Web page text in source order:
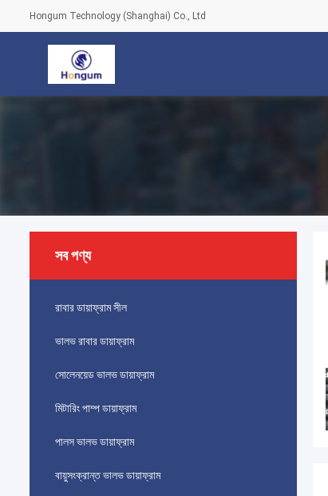
Hongum Technology (Shanghai) Co., Ltd
সব পণ্য
রাবার ডায়াফ্রাম সীল
ভালভ রাবার ডায়াফ্রাম
সোলেনয়েড ভালভ ডায়াফ্রাম
মিটারিং পাম্প ডায়াফ্রাম
পালস ভালভ ডায়াফ্রাম
বায়ুসংক্রান্ত ভালভ ডায়াফ্রাম